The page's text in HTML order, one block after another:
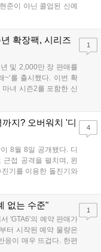
준이 아닌 콜업된 신예
패배하고 말았다. T1은
확장팩, 시리즈
및 2,000만 장 판매를
~’를 출시했다. 이번 확
녀 시즌2를 포함한 신
작품을 완결 짓는다.
시리즈의 미래를 향한
1
지? 오버워치 '디
8월 8일 공개됐다. 디
근접 공격을 펼치며, 왼
기를 이용한 돌진기와
시 맨몸으로 기관총을
예정이다....
4
없는 수준"
'GTA6'의 예약 판매가
터 시작된 예약 물량은
응이 매우 뜨겁다. 한편
1